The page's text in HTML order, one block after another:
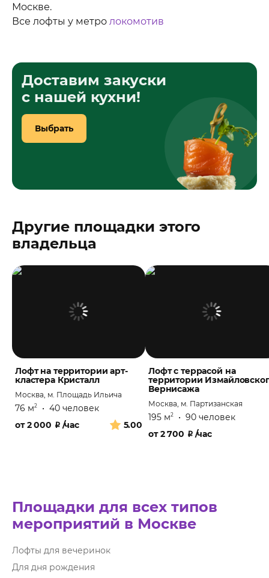
Москве.
Все лофты у метро локомотив
Доставим закуски
с нашей кухни!
Выбрать
Другие площадки этого
владельца
Лофт на территории арт-
кластера Кристалл
Москва, м. Площадь Ильича
76 м2 • 40 человек
5.00
от2 000 ₽ /час
Лофт с террасой на
территории
Вернисажа
Москва, м. Партизанская
195 м2 • 90 человек
от2 700 ₽ /час
Площадки для всех типов
мероприятий в Москве
Лофты для вечеринок
Для дня рождения